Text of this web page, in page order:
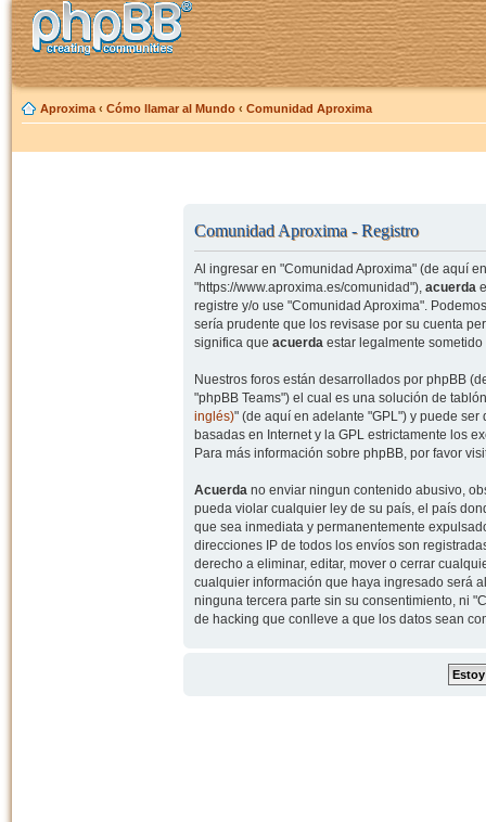
Aproxima ‹ Cómo llamar al Mundo ‹ Comunidad Aproxima
Comunidad Aproxima - Registro
Al ingresar en "Comunidad Aproxima" (de aquí
"https://www.aproxima.es/comunidad"), acuerda
registre y/o use "Comunidad Aproxima".
sería prudente que los revisase por su cuenta
significa que acuerdaestar legalmente sometido
Nuestros foros están desarrollados por phpBB
"phpBB Teams") el cual es una solución de
inglés)" (de aquí en adelante "GPL") y puede
basadas en Internet y la GPL estrictamente los
Para más información sobre phpBB, por favor
Acuerdano enviar ningun contenido abusivo,
pueda violar cualquier ley de su país, el país
que sea inmediata y permanentemente
direcciones IP de todos los envíos son
derecho a eliminar, editar, mover o cerrar
cualquier información que haya ingresado será
ninguna tercera parte sin su consentimiento, ni
de hacking que conlleve a que los datos sean